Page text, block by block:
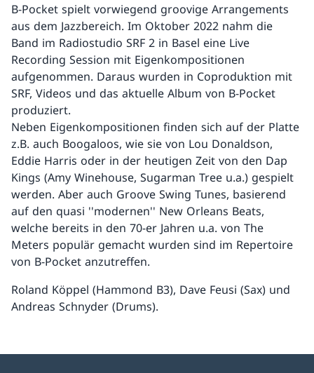
B-Pocket spielt vorwiegend groovige Arrangements
aus dem Jazzbereich. Im Oktober 2022 nahm die
Band im Radiostudio SRF 2 in Basel eine Live
Recording Session mit Eigenkompositionen
aufgenommen. Daraus wurden in Coproduktion mit
SRF, Videos und das aktuelle Album von B-Pocket
produziert.
Neben Eigenkompositionen finden sich auf der Platte
z.B. auch Boogaloos, wie sie von Lou Donaldson,
Eddie Harris oder in der heutigen Zeit von den Dap
Kings (Amy Winehouse, Sugarman Tree u.a.) gespielt
werden. Aber auch Groove Swing Tunes, basierend
auf den quasi ''modernen'' New Orleans Beats,
welche bereits in den 70-er Jahren u.a. von The
Meters populär gemacht wurden sind im Repertoire
von B-Pocket anzutreffen.
Roland Köppel (Hammond B3), Dave Feusi (Sax) und
Andreas Schnyder (Drums).